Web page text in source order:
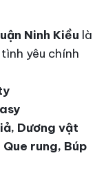
Ninh Kiều là
yêu chính
Dương vật
rung, Búp